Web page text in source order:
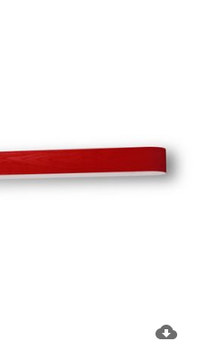
cloud_download